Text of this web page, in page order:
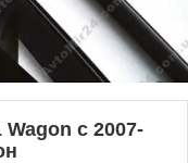
с 2007-